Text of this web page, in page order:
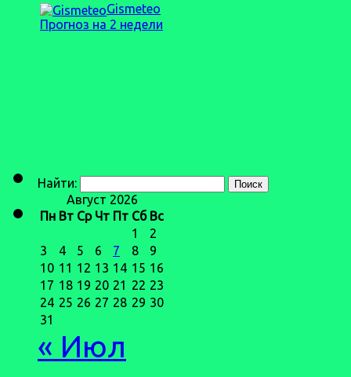
Gismeteo
Прогноз на 2 недели
Найти:
Август 2026
Пн Вт Ср Чт Пт Сб Вс
1
2
3
4 5 6 7 8
9
10 11 12 13 14 15 16
17 18 19 20 21 22 23
24 25 26 27 28 29 30
31
« Июл